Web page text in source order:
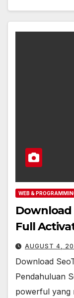
WEB &
Download
Full
AUGUST 4,
Download
Pendahuluan
powerful yang